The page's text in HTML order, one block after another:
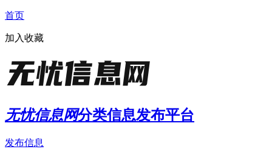
首页
加入收藏
无忧信息网分类信息发布平台
发布信息